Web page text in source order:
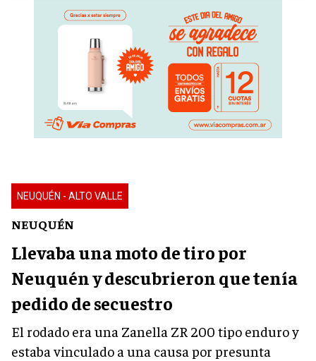
NEUQUÉN - ALTO VALLE
NEUQUÉN
Llevaba una moto de tiro por
Neuquén y descubrieron que tenía
pedido de secuestro
El rodado era una Zanella ZR 200 tipo enduro y
estaba vinculado a una causa por presunta